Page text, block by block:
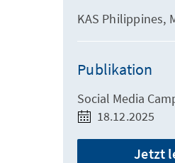
KAS Philippines,
Publikation
Social Media
18.12.2025
Jetzt